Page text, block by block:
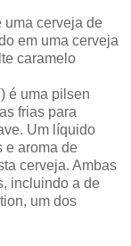
uma cerveja de
em uma cerveja
caramelo
é uma pilsen
frias para
Um líquido
e aroma de
cerveja. Ambas
incluindo a de
um dos